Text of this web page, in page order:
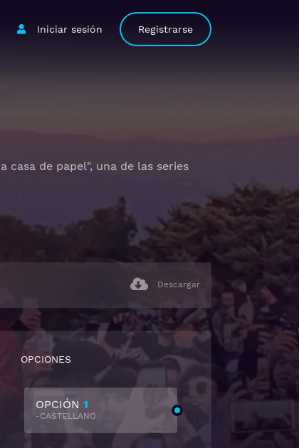
Iniciar sesión Registrarse
de papel", una de las series
Descargar
OPCIONES
OPCIÓN 1
-CASTELLANO